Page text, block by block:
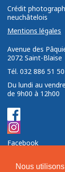
Nous
Crédit
neuchâtelois
Mentions légales
Avenue des
2072 Saint-Blaise ­ ­ ­
Tél. 032 886 51 50
Du lundi au
de 9h00 à 12h00
Facebook